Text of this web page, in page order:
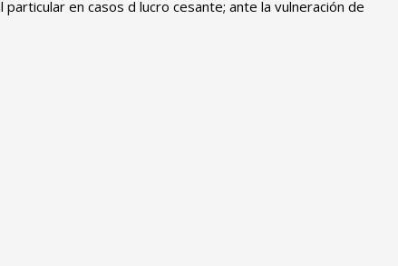
en casos d lucro cesante; ante la vulneración de